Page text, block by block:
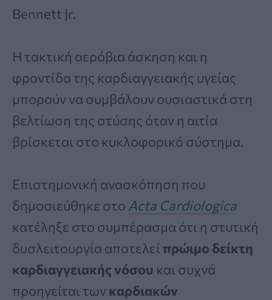
Bennett Jr.
Η τακτική αερόβια άσκηση και η
φροντίδα της καρδιαγγειακής υγείας
μπορούν να συμβάλουν ουσιαστικά στη
βελτίωση της στύσης όταν η αιτία
βρίσκεται στο κυκλοφορικό σύστημα.
Επιστημονική ανασκόπηση που
δημοσιεύθηκε στο Acta Cardiologica
κατέληξε στο συμπέρασμα ότι η στυτική
δυσλειτουργία αποτελεί πρώιμο δείκτη
καρδιαγγειακής νόσου και συχνά
προηγείται των καρδιακών